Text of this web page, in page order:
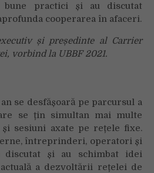
practici și au discutat
cooperarea în afaceri.
și președinte al Carrier
vorbind la UBBF 2021.
se desfășoară pe parcursul a
se țin simultan mai multe
sesiuni axate pe rețele fixe.
întreprinderi, operatori și
discutat și au schimbat idei
a dezvoltării rețelei de